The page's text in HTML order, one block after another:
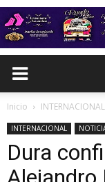
Inicio INTERNACIONAL
INTERNACIONAL
Dura